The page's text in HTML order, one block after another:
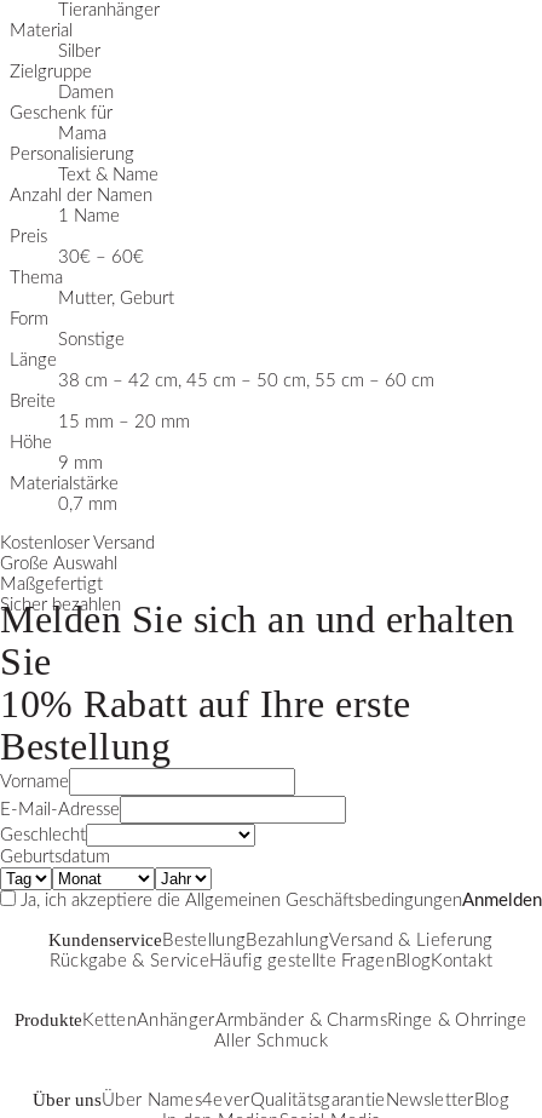
Tieranhänger
Material
Silber
Zielgruppe
Damen
Geschenk für
Mama
Personalisierung
Text & Name
Anzahl der Namen
1 Name
Preis
30€ – 60€
Thema
Mutter, Geburt
Form
Sonstige
Länge
38 cm – 42 cm, 45 cm – 50 cm, 55 cm – 60 cm
Breite
15 mm – 20 mm
Höhe
9 mm
Materialstärke
0,7 mm
Kostenloser Versand
Große Auswahl
Maßgefertigt
Sicher bezahlen
Melden Sie sich an und erhalten
Sie
10% Rabatt auf Ihre erste
Bestellung
Vorname
E-Mail-Adresse
Geschlecht
Geburtsdatum
Ja, ich akzeptiere die Allgemeinen GeschäftsbedingungenAnmelden
Kundenservice BestellungBezahlungVersand & Lieferung
Rückgabe & Service Häufig gestellte FragenBlogKontakt
Produkte KettenAnhängerArmbänder & CharmsRinge & Ohrringe
Aller Schmuck
Über unsÜber Names4everQualitätsgarantie Newsletter Blog